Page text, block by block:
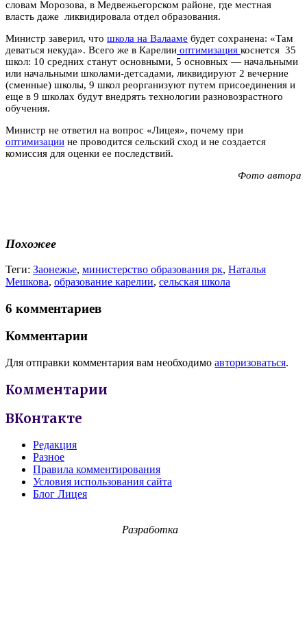
словам Морозова, в Медвежьегорском районе, где местная
власть даже ликвидировала отдел образования.
Министр заверил, что школа на Валааме будет сохранена: «Там
деваться некуда». Всего же в Карелии оптимизация коснется 35
школ: 10 средних станут основными, 5 основных — начальными
или начальными школами-детсадами, ликвидируют 2 вечерние
(сменные) школы, 9 школ реорганизуют путем присоединения и
еще в 9 школах будут внедрять технологии разновозрастного
обучения.
Министр не ответил на вопрос «Лицея», почему при
оптимизации не проводится сельский сход и не создается
комиссия для оценки ее последствий.
Фото автора
Похожее
Теги: Заонежье, министерство образования рк, Наталья
Мешкова, образование карелии, сельская школа
6 комментариев
Комментарии
Для отправки комментария вам необходимо авторизоваться.
Комментарии
ВКонтакте
Редакция
Разное
Правила комментирования
Условия использования сайта
Блог Лицея
Разработка